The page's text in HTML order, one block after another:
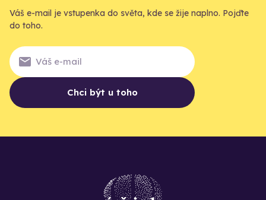
Váš e-mail je vstupenka do světa, kde se žije naplno. Pojďte
do toho.
Chci být u toho